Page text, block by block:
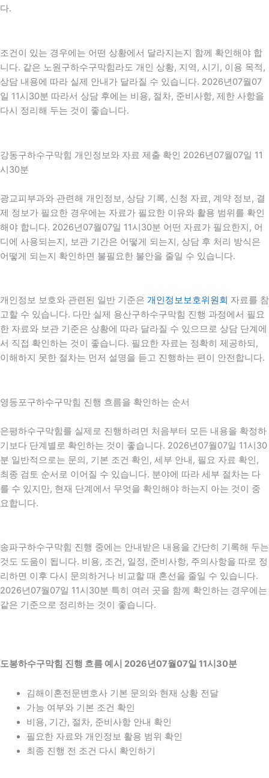
다.
조건이 있는 경우에는 어떤 상황에서 달라지는지 함께 확인해야 합
니다. 같은 노원구하수구막힘라도 개인 상황, 지역, 시기, 이용 목적,
상담 내용에 따라 실제 안내가 달라질 수 있습니다. 2026년07월07
일 11시30분 따라서 상담 후에는 비용, 절차, 준비사항, 제한 사항을
다시 정리해 두는 것이 좋습니다.
강동구하수구막힘 개인정보와 자료 제출 확인 2026년07월07일 11
시30분
광교피부과와 관련해 개인정보, 상담 기록, 신청 자료, 계약 정보, 결
제 정보가 필요한 경우에는 자료가 필요한 이유와 활용 범위를 확인
해야 합니다. 2026년07월07일 11시30분 어떤 자료가 필요한지, 어
디에 사용되는지, 보관 기간은 어떻게 되는지, 상담 후 처리 방식은
어떻게 되는지 확인하면 불필요한 불안을 줄일 수 있습니다.
개인정보 보호와 관련된 일반 기준은 개인정보보호위원회 자료를 참
고할 수 있습니다. 다만 실제 용산구하수구막힘 진행 과정에서 필요
한 자료와 보관 기준은 상황에 따라 달라질 수 있으므로 상담 단계에
서 직접 확인하는 것이 좋습니다. 필요한 자료는 정확히 제공하되,
이해하지 못한 절차는 먼저 설명을 듣고 진행하는 편이 안전합니다.
영등포구하수구막힘 진행 흐름을 확인하는 순서
은평하수구막힘를 실제로 진행하려면 처음부터 모든 내용을 확정하
기보다 단계별로 확인하는 것이 좋습니다. 2026년07월07일 11시30
분 일반적으로는 문의, 기본 조건 확인, 세부 안내, 필요 자료 확인,
최종 검토 순서로 이어질 수 있습니다. 분야에 따라 세부 절차는 다
를 수 있지만, 현재 단계에서 무엇을 확인해야 하는지 아는 것이 중
요합니다.
송파구하수구막힘 진행 중에는 안내받은 내용을 간단히 기록해 두는
것도 도움이 됩니다. 비용, 조건, 일정, 준비사항, 주의사항을 따로 정
리하면 이후 다시 문의하거나 비교할 때 혼선을 줄일 수 있습니다.
2026년07월07일 11시30분 특히 여러 곳을 함께 확인하는 경우에는
같은 기준으로 정리하는 것이 좋습니다.
도봉하수구막힘 진행 흐름 예시 2026년07월07일 11시30분
김해이혼전문변호사 기본 문의와 현재 상황 전달
가능 여부와 기본 조건 확인
비용, 기간, 절차, 준비사항 안내 확인
필요한 자료와 개인정보 활용 범위 확인
최종 진행 전 조건 다시 확인하기